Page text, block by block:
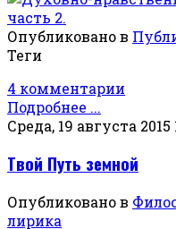
Опубликовано в
Теги
4 комментарии
Подробнее ...
Среда, 19 августа 2015
Твой Путь земной
Опубликовано в
лирика